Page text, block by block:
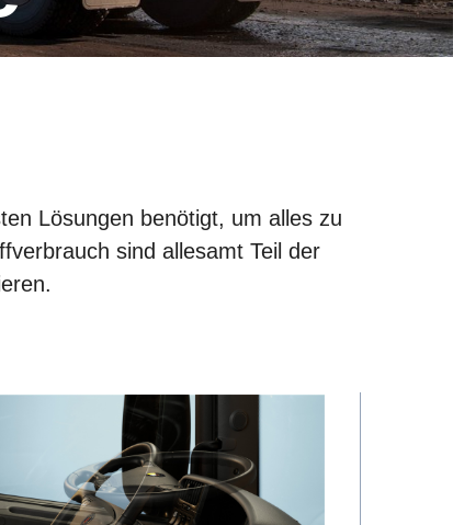
Lösungen benötigt, um alles zu
sind allesamt Teil der